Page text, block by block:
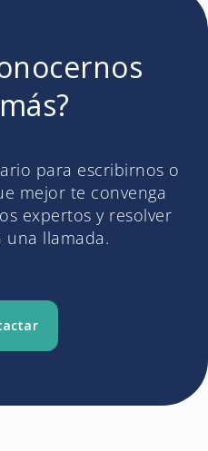
para escribirnos o
mejor te convenga
expertos y resolver
una llamada.